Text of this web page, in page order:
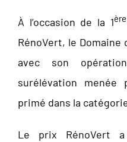
À l’occasion de la 1ère
RénoVert, le Domaine
avec son
surélévation menée
primé dans la
Le prix RénoVert